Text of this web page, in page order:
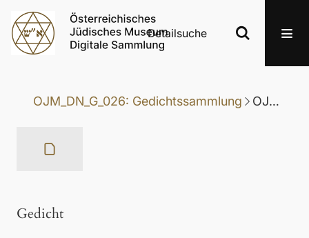
Detailsuche
OJM_DN_G_026: Gedichtssammlung OJM_DN_G_026-074: Gedicht
Gedicht